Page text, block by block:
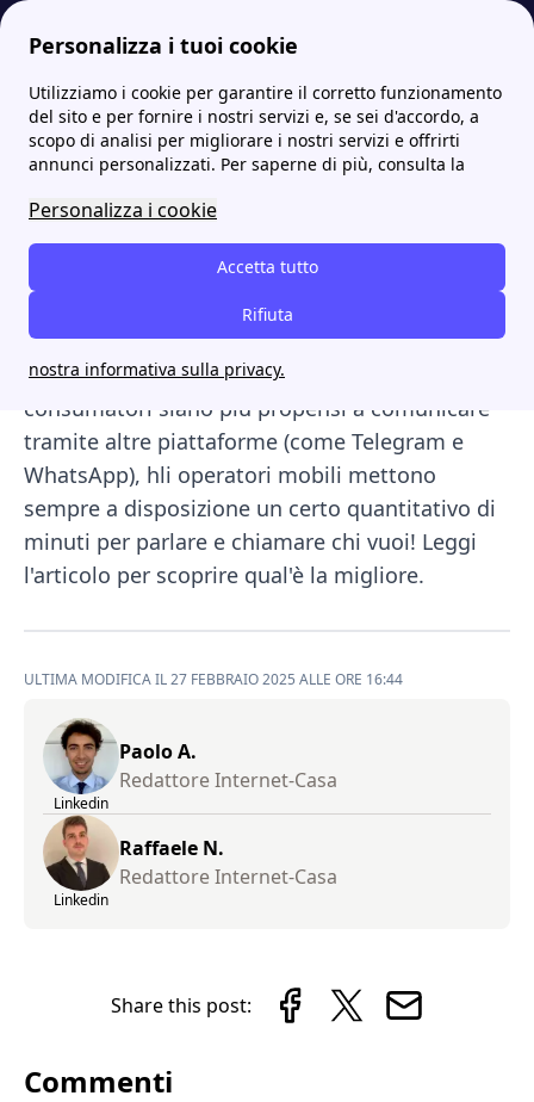
Personalizza i tuoi cookie
Utilizziamo i cookie per garantire il corretto funzionamento
del sito e per fornire i nostri servizi e, se sei d'accordo, a
scopo di analisi per migliorare i nostri servizi e offrirti
annunci personalizzati. Per saperne di più, consulta la
Personalizza i cookie
Accetta tutto
Rifiuta
nostra informativa sulla privacy.
Internet Casa Migliori offerte minuti illimitati: metti a confronto le tariffe!
Migliori offerte minuti
illimitati: metti a
confronto le tariffe!
Hai bisogno di fare diverse chiamate per molte
ore al giorno? Allora ciò di cui hai bisogno è
un'offerta con minuti illimitati! Seppur i giovani
consumatori siano più propensi a comunicare
tramite altre piattaforme (come Telegram e
WhatsApp), hli operatori mobili mettono
sempre a disposizione un certo quantitativo di
minuti per parlare e chiamare chi vuoi! Leggi
l'articolo per scoprire qual'è la migliore.
ULTIMA MODIFICA IL 27 FEBBRAIO 2025 ALLE ORE 16:44
Linkedin
Paolo A.
Redattore Internet-Casa
Linkedin
Raffaele N.
Redattore Internet-Casa
Share this post:
Commenti